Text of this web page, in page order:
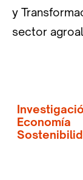
y
sector
Economía